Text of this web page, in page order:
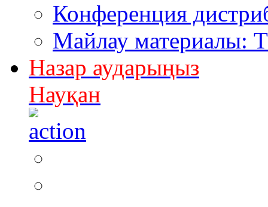
Конференция
Майлау материалы:
Назар аударыңыз
Науқан